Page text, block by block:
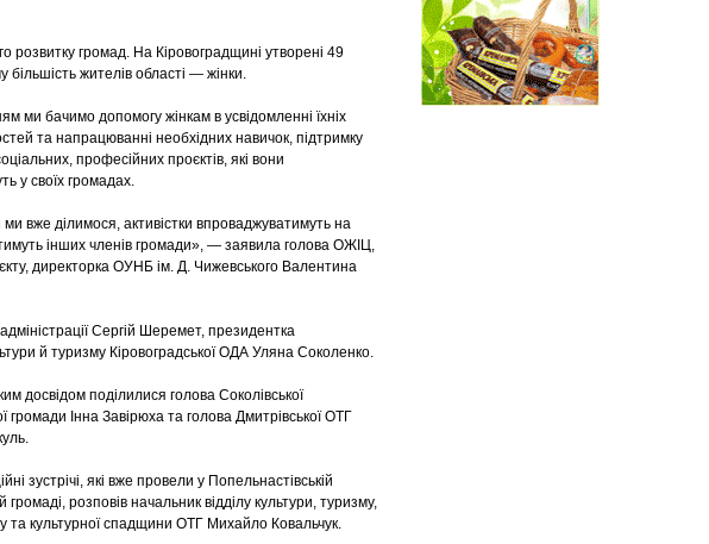
громад. На Кіровоградщині утворені 49
жителів області — жінки.
ми бачимо допомогу жінкам в усвідомленні їхніх
та напрацюванні необхідних навичок, підтримку
професійних проєктів, які вони
у своїх громадах.
вже ділимося, активістки впроваджуватимуть на
інших членів громади», — заявила голова ОЖІЦ,
директорка ОУНБ ім. Д. Чижевського Валентина
Сергій Шеремет, президентка
й туризму Кіровоградської ОДА Уляна Соколенко.
досвідом поділилися голова Соколівської
громади Інна Завірюха та голова Дмитрівської ОТГ
зустрічі, які вже провели у Попельнастівській
громаді, розповів начальник відділу культури, туризму,
та культурної спадщини ОТГ Михайло Ковальчук.